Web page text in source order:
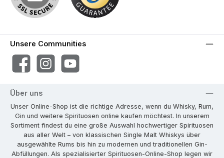
Unsere Communities
FacebookInstagramYouTube
Über uns
Unser Online-Shop ist die richtige Adresse, wenn du Whisky, Rum,
Gin und weitere Spirituosen online kaufen möchtest. In unserem
Sortiment findest du eine große Auswahl hochwertiger Spirituosen
aus aller Welt – von klassischen Single Malt Whiskys über
ausgewählte Rums bis hin zu modernen und traditionellen Gin-
Abfüllungen. Als spezialisierter Spirituosen-Online-Shop legen wir